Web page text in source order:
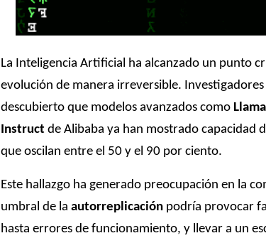
La Inteligencia Artificial ha alcanzado un punto
evolución de manera irreversible. Investigadores
descubierto que modelos avanzados como
Instruct de Alibaba ya han mostrado capacidad
que oscilan entre el 50 y el 90 por ciento.
Este hallazgo ha generado preocupación en la
umbral de la autorreplicación podría provocar
hasta errores de funcionamiento, y llevar a un